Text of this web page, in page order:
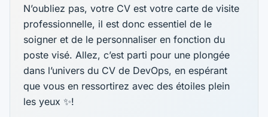
N’oubliez pas, votre CV est votre carte de visite
professionnelle, il est donc essentiel de le
soigner et de le personnaliser en fonction du
poste visé. Allez, c’est parti pour une plongée
dans l’univers du CV de DevOps, en espérant
que vous en ressortirez avec des étoiles plein
les yeux ✨!